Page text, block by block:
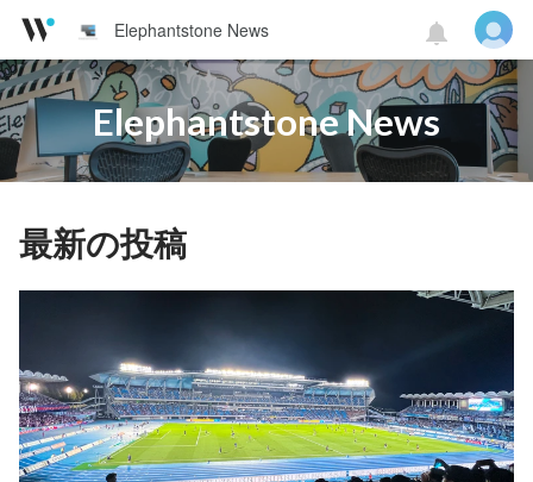
Elephantstone News
Elephantstone News
最新の投稿